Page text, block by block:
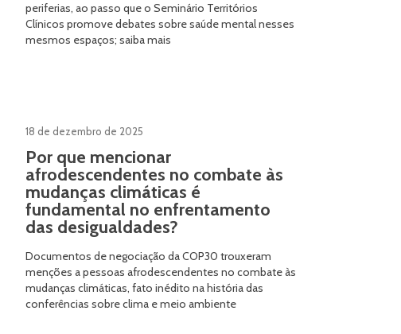
periferias, ao passo que o Seminário Territórios
Clínicos promove debates sobre saúde mental nesses
mesmos espaços; saiba mais
18 de dezembro de 2025
Por que mencionar
afrodescendentes no combate às
mudanças climáticas é
fundamental no enfrentamento
das desigualdades?
Documentos de negociação da COP30 trouxeram
menções a pessoas afrodescendentes no combate às
mudanças climáticas, fato inédito na história das
conferências sobre clima e meio ambiente